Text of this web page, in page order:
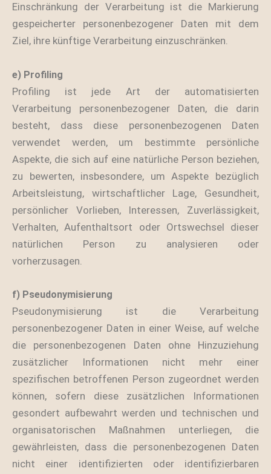
Einschränkung der Verarbeitung ist die Markierung
gespeicherter personenbezogener Daten mit dem
Ziel, ihre künftige Verarbeitung einzuschränken.
e) Profiling
Profiling ist jede Art der automatisierten
Verarbeitung personenbezogener Daten, die darin
besteht, dass diese personenbezogenen Daten
verwendet werden, um bestimmte persönliche
Aspekte, die sich auf eine natürliche Person beziehen,
zu bewerten, insbesondere, um Aspekte bezüglich
Arbeitsleistung, wirtschaftlicher Lage, Gesundheit,
persönlicher Vorlieben, Interessen, Zuverlässigkeit,
Verhalten, Aufenthaltsort oder Ortswechsel dieser
natürlichen Person zu analysieren oder
vorherzusagen.
f) Pseudonymisierung
Pseudonymisierung ist die Verarbeitung
personenbezogener Daten in einer Weise, auf welche
die personenbezogenen Daten ohne Hinzuziehung
zusätzlicher Informationen nicht mehr einer
spezifischen betroffenen Person zugeordnet werden
können, sofern diese zusätzlichen Informationen
gesondert aufbewahrt werden und technischen und
organisatorischen Maßnahmen unterliegen, die
gewährleisten, dass die personenbezogenen Daten
nicht einer identifizierten oder identifizierbaren